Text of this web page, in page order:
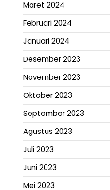
Maret 2024
Februari 2024
Januari 2024
Desember 2023
November 2023
Oktober 2023
September 2023
Agustus 2023
Juli 2023
Juni 2023
Mei 2023